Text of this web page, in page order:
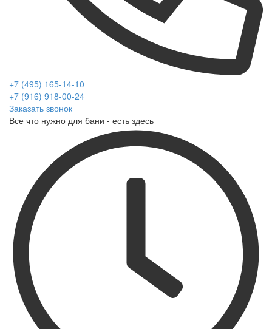
+7 (495) 165-14-10
+7 (916) 918-00-24
Заказать звонок
Все что нужно для бани - есть здесь